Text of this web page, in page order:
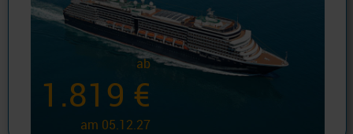
ab
1.819 €
am 05.12.27